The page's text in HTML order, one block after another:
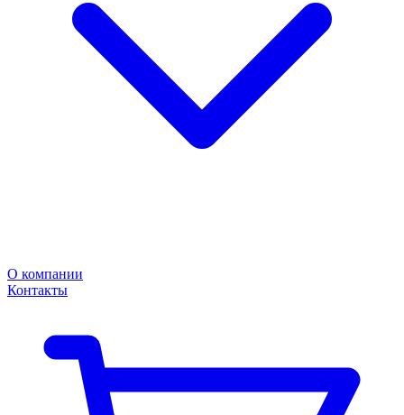
О компании
Контакты